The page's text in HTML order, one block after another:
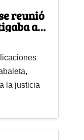
reunió
a
la justicia